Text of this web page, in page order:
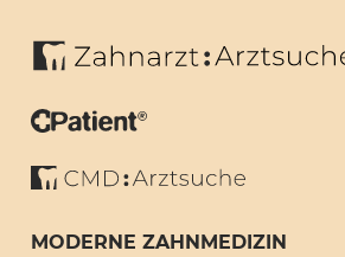
MODERNE ZAHNMEDIZIN